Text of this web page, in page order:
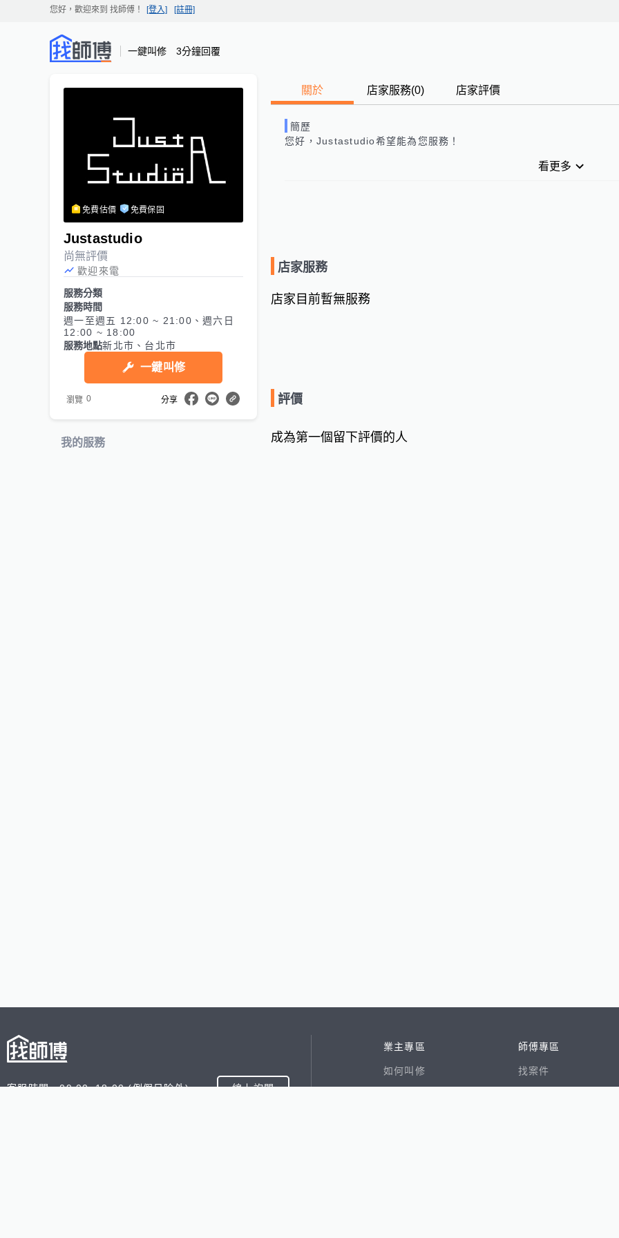
您好，歡迎來到 找師傅 ！ [登入] [註冊]
一鍵叫修 3分鐘回覆
免費估價 免費保固
Justastudio
尚無評價
歡迎來電
服務分類
服務時間
週一至週五 12:00 ~ 21:00、週六日
12:00 ~ 18:00
服務地點新北市、台北市
一鍵叫修
瀏覽 0 分享
我的服務
關於 店家服務(0) 店家評價
簡歷
您好， Justastudio希望能為您服務！
看更多
店家服務
店家目前暫無服務
評價
成為第一個留下評價的人
客服時間 09:00~18:00 (例假日除外) 線上詢問
業主專區
如何叫修
師傅專區
找案件